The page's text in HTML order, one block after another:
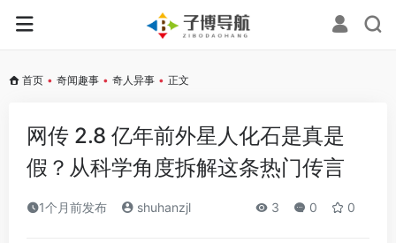
首页 • 奇闻趣事 • 奇人异事 • 正文
网传 2.8 亿年前外星人化石是真是
假？从科学角度拆解这条热门传言
1个月前发布 shuhanzjl 3 0 0